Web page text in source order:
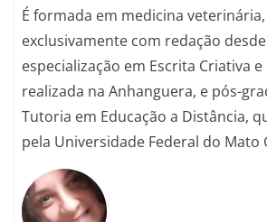
É formada em medicina
exclusivamente com redação
especialização em Escrita Criativa
realizada na Anhanguera, e pós-
Tutoria em Educação a Distância,
pela Universidade Federal do Mato